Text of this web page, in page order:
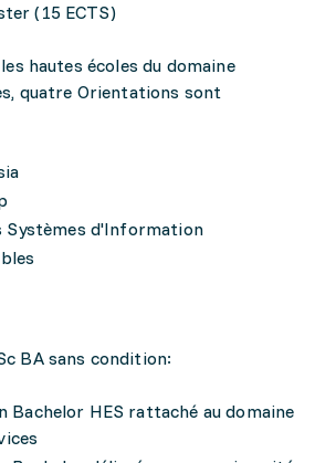
(15 ECTS)
hautes écoles du domaine
quatre Orientations sont
Systèmes d'Information
BA sans condition:
Bachelor HES rattaché au domaine